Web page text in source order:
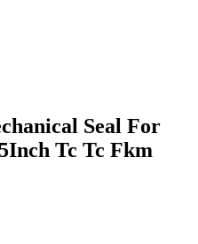
Seal For
Tc Tc Fkm